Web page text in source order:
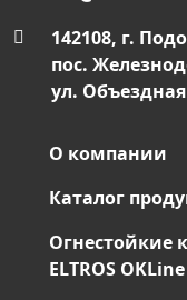
142108, г.
пос.
ул.
О компании
Каталог
Огнестойкие
ELTROS OKLine